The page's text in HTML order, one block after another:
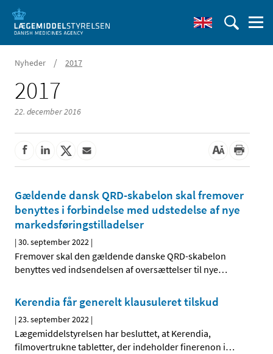
Nyheder / 2017
2017
22. december 2016
Gældende dansk QRD-skabelon skal fremover
benyttes i forbindelse med udstedelse af nye
markedsføringstilladelser
|30. september 2022 |
Fremover skal den gældende danske QRD-skabelon
benyttes ved indsendelsen af oversættelser til nye…
Kerendia får generelt klausuleret tilskud
|23. september 2022 |
Lægemiddelstyrelsen har besluttet, at Kerendia,
filmovertrukne tabletter, der indeholder finerenon i…